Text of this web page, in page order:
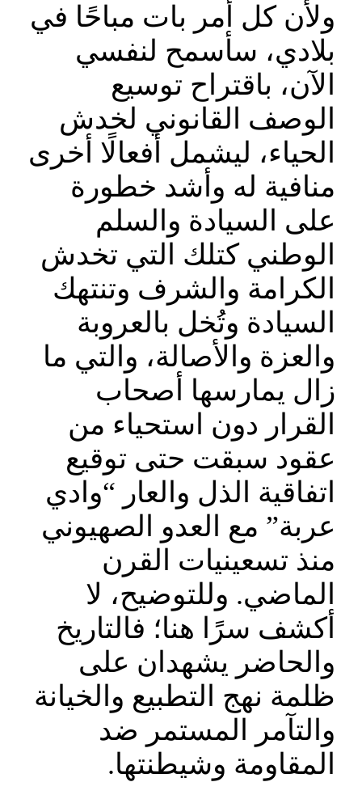
ولأن كل أمر بات مباحًا في
بلادي، سأسمح لنفسي
الآن، باقتراح توسيع
الوصف القانوني لخدش
الحياء، ليشمل أفعالًا أخرى
منافية له وأشد خطورة
على السيادة والسلم
الوطني كتلك التي تخدش
الكرامة والشرف وتنتهك
السيادة وتُخل بالعروبة
والعزة والأصالة، والتي ما
زال يمارسها أصحاب
القرار دون استحياء من
عقود سبقت حتى توقيع
اتفاقية الذل والعار “وادي
عربة” مع العدو الصهيوني
منذ تسعينيات القرن
الماضي. وللتوضيح، لا
أكشف سرًا هنا؛ فالتاريخ
والحاضر يشهدان على
ظلمة نهج التطبيع والخيانة
والتآمر المستمر ضد
المقاومة وشيطنتها.